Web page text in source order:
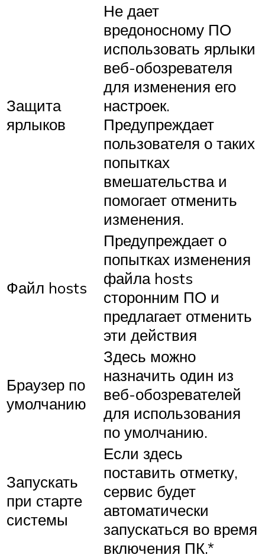
Защита
ярлыков
Не дает
вредоносному ПО
использовать ярлыки
веб-обозревателя
для изменения его
настроек.
Предупреждает
пользователя о таких
попытках
вмешательства и
помогает отменить
изменения.
Файл hosts
Предупреждает о
попытках изменения
файла hosts
сторонним ПО и
предлагает отменить
эти действия
Браузер по
умолчанию
Здесь можно
назначить один из
веб-обозревателей
для использования
по умолчанию.
Запускать
при старте
системы
Если здесь
поставить отметку,
сервис будет
автоматически
запускаться во время
включения ПК.*